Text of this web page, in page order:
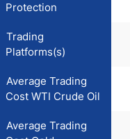
Protection
Trading
Platforms(s)
Average Trading
Cost WTI Crude Oil
Average Trading